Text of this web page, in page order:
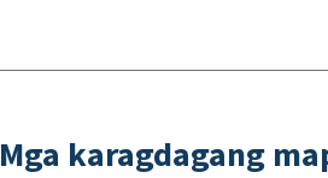
Mga karagdagang